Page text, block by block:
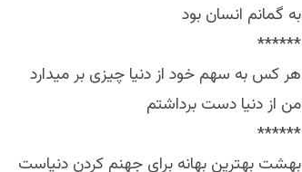
به گمانم انسان بود
******
هر کس به سهم خود از دنیا چیزی بر میدارد
من از دنیا دست برداشتم
******
بهشت بهترین بهانه برای جهنم کردن دنیاست